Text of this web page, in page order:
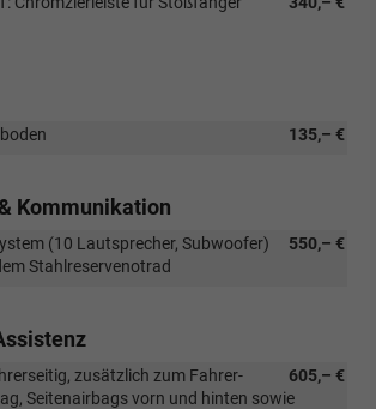
135,– €
Kommunikation
550,– €
(10 Lautsprecher, Subwoofer)
Stahlreservenotrad
605,– €
zusätzlich zum Fahrer-
Seitenairbags vorn und hinten sowie